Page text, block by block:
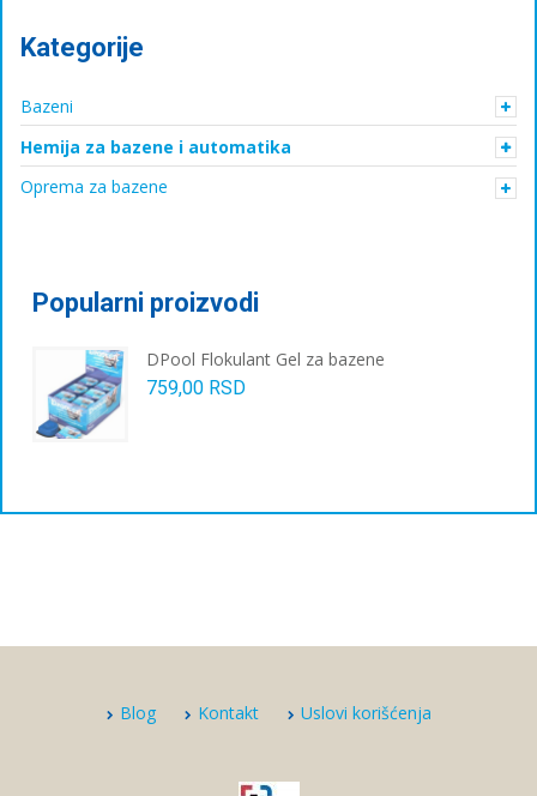
Kategorije
Bazeni
Hemija za bazene i automatika
Oprema za bazene
Popularni proizvodi
DPool Flokulant Gel za bazene
759,00 RSD
Blog Kontakt Uslovi korišćenja